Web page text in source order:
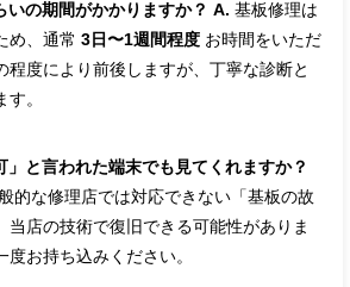
の期間がかかりますか？ A. 基板修理は
め、通常3日〜1週間程度 お時間をいただ
程度により前後しますが、丁寧な診断と
。
」と言われた端末でも見てくれますか？
的な修理店では対応できない「基板の故
当店の技術で復旧できる可能性がありま
お持ち込みください。